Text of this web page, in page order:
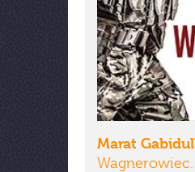
Marat